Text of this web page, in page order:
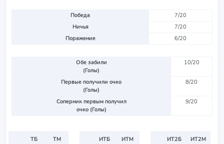
Победа
7/20
Ничья
7/20
Поражение
6/20
Обе забили
(Голы)
10/20
Первые получили очко
(Голы)
8/20
Соперник первым получил
очко (Голы)
9/20
ТБ
ТМ
ИТБ
ИТМ
ИТ2Б
ИТ2М